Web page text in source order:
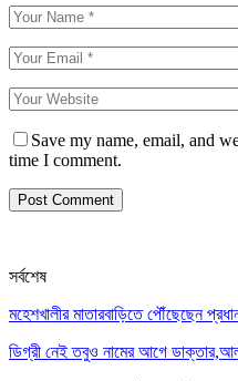
Save my name, email, and
time I comment.
সর্বশেষ
মহেশখালীর মাতারবাড়িতে পৌঁছেছেন
ডিগ্রী নেই তবুও নামের আগে